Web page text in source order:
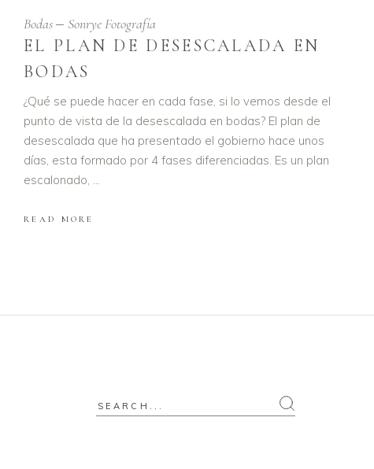
Bodas Sonrye Fotografía
EL PLAN DE DESESCALADA EN
BODAS
¿Qué se puede hacer en cada fase, si lo vemos desde el
punto de vista de la desescalada en bodas? El plan de
desescalada que ha presentado el gobierno hace unos
días, esta formado por 4 fases diferenciadas. Es un plan
escalonado,
READ MORE
Search